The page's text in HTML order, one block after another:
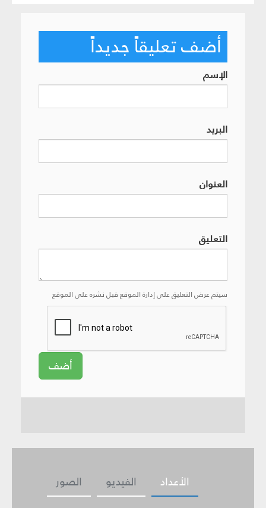
أضف تعليقاً جديداً
الإسم
البريد
العنوان
التعليق
سيتم عرض التعليق على إدارة الموقع قبل نشره على الموقع
أضف
الصور الفيديو الأعداد